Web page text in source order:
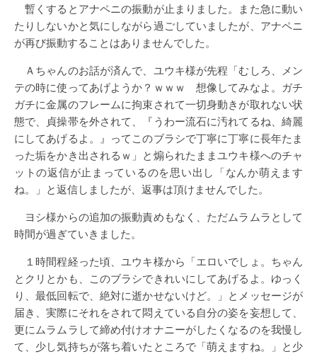
暫くするとアナペニの振動が止まりました。また急に動い
たりしないかと気にしながら過ごしていましたが、アナペニ
が再び振動することはありませんでした。
Ａちゃんのお話が済んで、ユウキ様が先程「むしろ、メン
テの時に使ってあげようか？ｗｗｗ 想像してみなよ。ガチ
ガチに金属のフレームに拘束されて一切身動きが取れない状
態で、貞操帯を外されて、『うわー流石に汚れてるね、綺麗
にしてあげるよ。』ってこのブラシで丁寧に丁寧に長年たま
った垢をかき出されるｗ」と煽られたままユウキ様へのチャ
ットの返信が止まっているのを思い出し「なんか萌えます
ね。」と返信しましたが、返事は頂けませんでした。
ヨシ様からの追加の振動責めもなく、ただムラムラとして
時間が過ぎていきました。
１時間程経った頃、ユウキ様から「エロいでしょ。ちゃん
とクリとかも、このブラシできれいにしてあげるよ。ゆっく
り、最低回転で、絶対に逝かせないけど。」とメッセージが
届き、実際にそれをされて悶えている自分の姿を妄想して、
更にムラムラして締め付けオナニーがしたくなるのを我慢し
て、少し気持ちが落ち着いたところで「萌えますね。」と少